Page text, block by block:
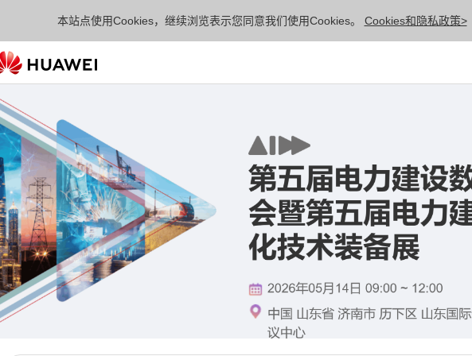
本站点使用Cookies，继续浏览表示您同意我们使用Cookies。 Cookies和隐私政策>